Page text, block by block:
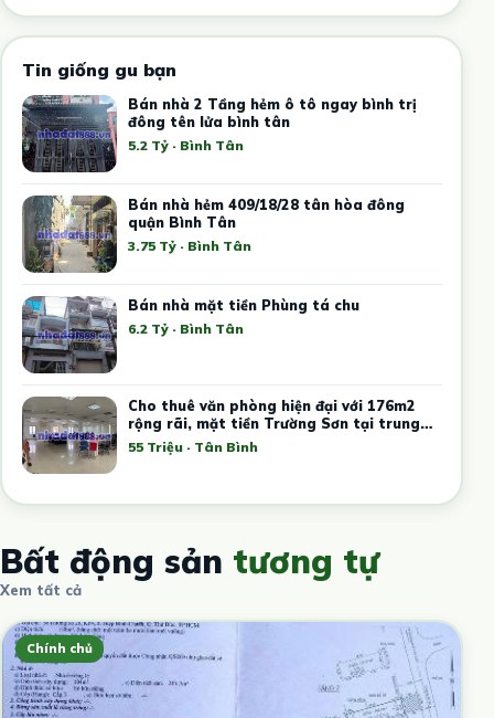
Tin giống gu bạn
Bán nhà 2 Tầng hẻm ô tô ngay bình trị
đông tên lửa bình tân
5.2 Tỷ · Bình Tân
Bán nhà hẻm 409/18/28 tân hòa đông
quận Bình Tân
3.75 Tỷ · Bình Tân
Bán nhà mặt tiền Phùng tá chu
6.2 Tỷ · Bình Tân
Cho thuê văn phòng hiện đại với 176m2
rộng rãi, mặt tiền Trường Sơn tại trung
tâm Tân Bình
55 Triệu · Tân Bình
Bất động sản tương tự
Xem tất cả
Chính chủ